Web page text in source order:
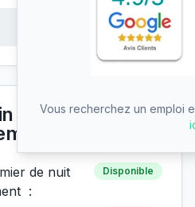
5.82€/jour
et
de nuit
:
Disponible
Vous recherchez un emploi